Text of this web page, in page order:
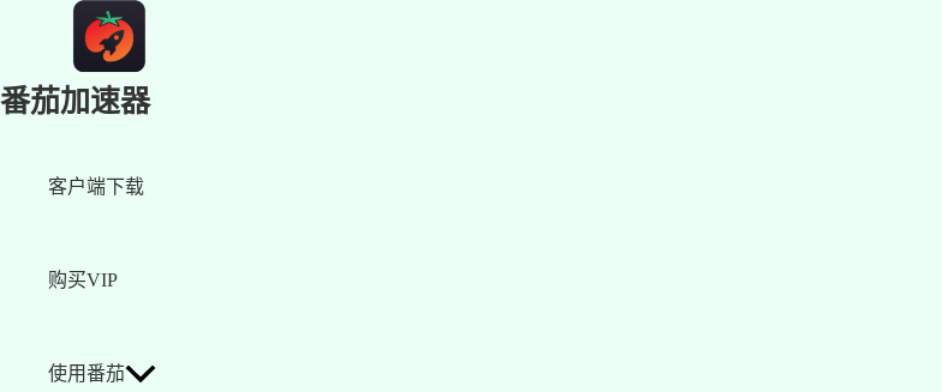
番茄加速器
客户端下载
购买VIP
使用番茄